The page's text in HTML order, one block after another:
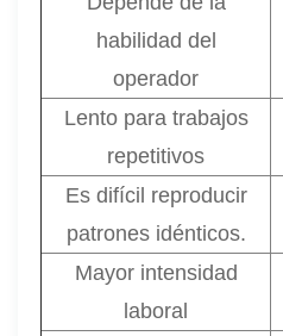
habilidad del
operador
Lento para trabajos
repetitivos
Es difícil reproducir
patrones idénticos.
Mayor intensidad
laboral